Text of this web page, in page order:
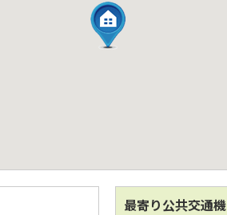
最寄り公共交通機